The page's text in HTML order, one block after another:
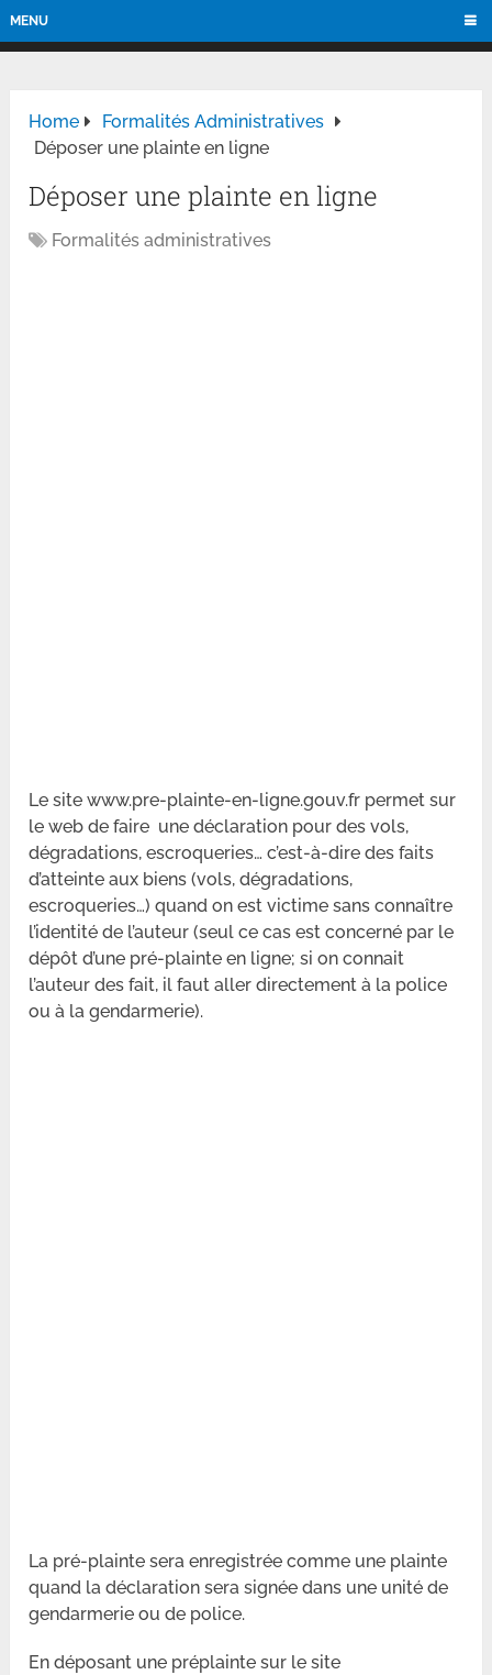
MENU
Home
Formalités Administratives
Déposer une plainte en ligne
Déposer une plainte en ligne
Formalités administratives
Le site www.pre-plainte-en-ligne.gouv.fr permet sur
le web de faire une déclaration pour des vols,
dégradations, escroqueries… c’est-à-dire des faits
d’atteinte aux biens (vols, dégradations,
escroqueries…) quand on est victime sans connaître
l’identité de l’auteur (seul ce cas est concerné par le
dépôt d’une pré-plainte en ligne; si on connait
l’auteur des fait, il faut aller directement à la police
ou à la gendarmerie).
La pré-plainte sera enregistrée comme une plainte
quand la déclaration sera signée dans une unité de
gendarmerie ou de police.
En déposant une préplainte sur le site